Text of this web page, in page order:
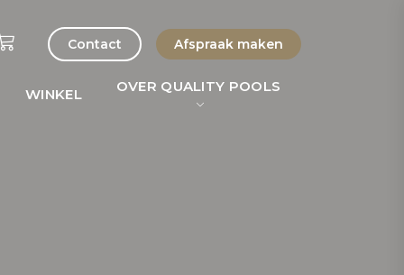
Contact Afspraak maken
WINKEL OVER QUALITY POOLS